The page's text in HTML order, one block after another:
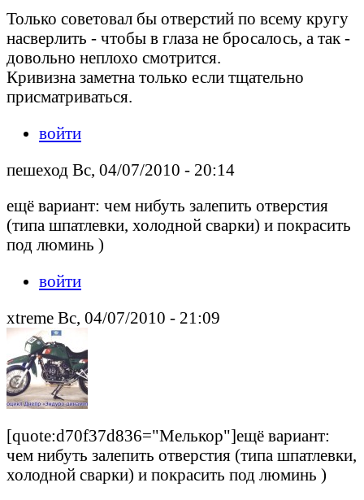
Только советовал бы отверстий по всему кругу
насверлить - чтобы в глаза не бросалось, а так -
довольно неплохо смотрится.
Кривизна заметна только если тщательно
присматриваться.
войти
пешеход Вс, 04/07/2010 - 20:14
ещё вариант: чем нибуть залепить отверстия
(типа шпатлевки, холодной сварки) и покрасить
под люминь )
войти
xtreme Вс, 04/07/2010 - 21:09
[quote:d70f37d836="Мелькор"]ещё вариант:
чем нибуть залепить отверстия (типа шпатлевки,
холодной сварки) и покрасить под люминь )